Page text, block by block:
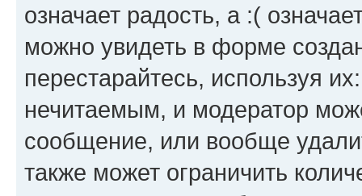
означает радость, а :(
можно увидеть в форме
перестарайтесь, используя
нечитаемым, и модератор
сообщение, или вообще
также может ограничить